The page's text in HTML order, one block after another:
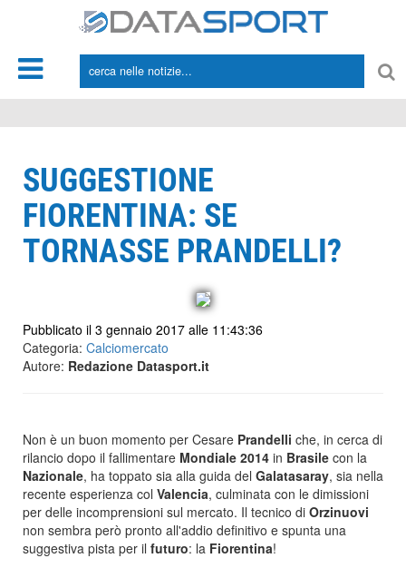
SUGGESTIONE
FIORENTINA: SE
TORNASSE PRANDELLI?
Pubblicato il 3 gennaio 2017 alle 11:43:36
Categoria: Calciomercato
Autore: Redazione Datasport.it
Non è un buon momento per Cesare Prandelli che, in cerca di
rilancio dopo il fallimentare Mondiale 2014 in Brasile con la
Nazionale, ha toppato sia alla guida del Galatasaray, sia nella
recente esperienza col Valencia, culminata con le dimissioni
per delle incomprensioni sul mercato. Il tecnico di Orzinuovi
non sembra però pronto all'addio definitivo e spunta una
suggestiva pista per il futuro: la Fiorentina!